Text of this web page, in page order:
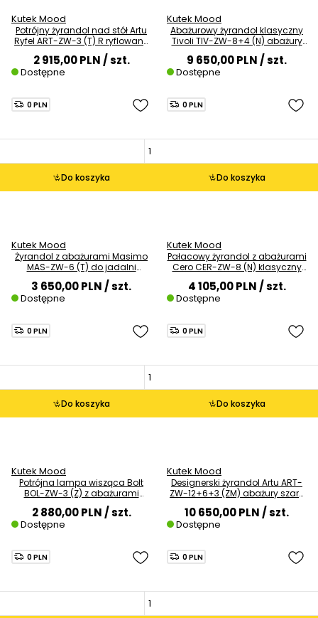
Kutek Mood
Potrójny żyrandol nad stół Artu
Ryfel ART-ZW-3 (T) R ryflowany
2 915,00 PLN/ szt.
Dostępne
Kutek Mood
Abażurowy żyrandol klasyczny
Tivoli TIV-ZW-8+4 (N) abażury
9 650,00 PLN/ szt.
Dostępne
Do koszyka
0 PLN
Kutek Mood
Żyrandol z abażurami Masimo
MAS-ZW-6 (T) do jadalni
mosiądz beżowy
3 650,00 PLN/ szt.
Dostępne
Do koszyka
0 PLN
Kutek Mood
Pałacowy żyrandol z abażurami
Cero CER-ZW-8 (N) klasyczny
4 105,00 PLN/ szt.
Dostępne
Do koszyka
0 PLN
Kutek Mood
Potrójna lampa wisząca Bolt
BOL-ZW-3 (Z) z abażurami
mosiądz szara
2 880,00 PLN/ szt.
Dostępne
Do koszyka
0 PLN
Kutek Mood
Designerski żyrandol Artu ART-
ZW-12+6+3 (ZM) abażury szare
10 650,00 PLN/ szt.
Dostępne
0 PLN 0 PLN